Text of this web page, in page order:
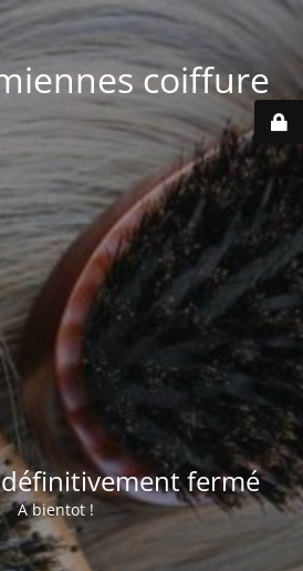
coiffure
fermé
A bientot !